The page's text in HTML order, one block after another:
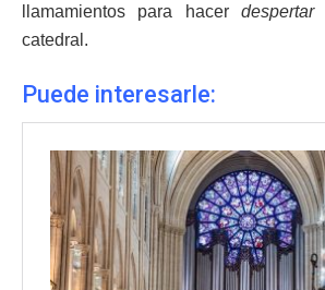
llamamientos para hacerdespertar
catedral.
Puede interesarle: